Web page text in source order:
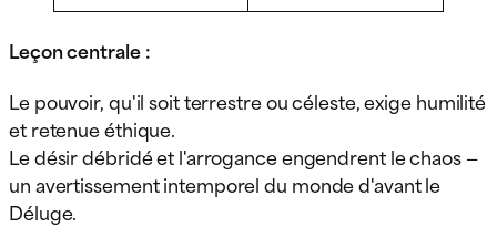
Leçon centrale :
Le pouvoir, qu'il soit terrestre ou céleste, exige humilité
et retenue éthique.
Le désir débridé et l'arrogance engendrent le chaos —
un avertissement intemporel du monde d'avant le
Déluge.